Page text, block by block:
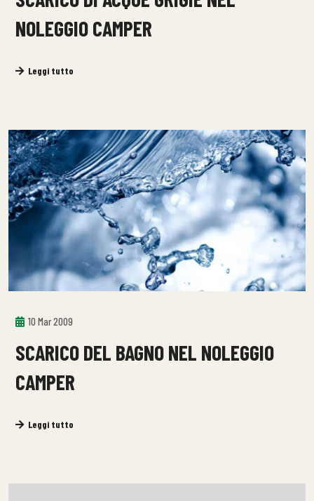
NOLEGGIO CAMPER
Leggi tutto
10 Mar 2009
SCARICO DEL BAGNO NEL NOLEGGIO
CAMPER
Leggi tutto